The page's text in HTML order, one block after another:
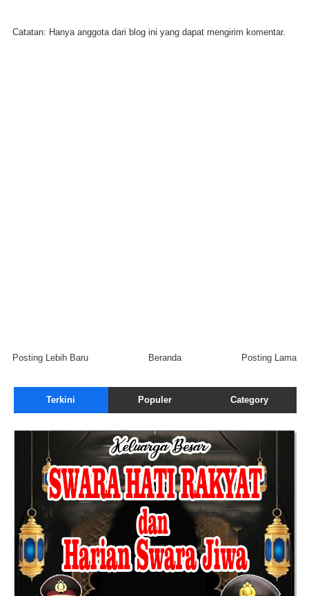
Catatan: Hanya anggota dari blog ini yang dapat mengirim komentar.
Posting Lebih Baru Posting Lama
Beranda
Terkini Populer Category